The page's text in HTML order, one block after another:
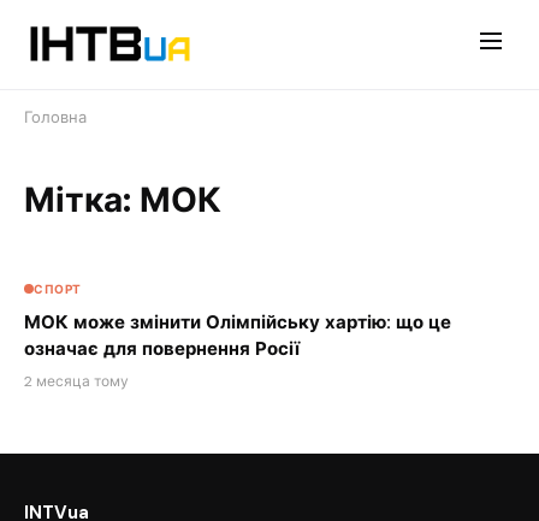
Головна
Мітка: МОК
СПОРТ
МОК може змінити Олімпійську хартію: що це
означає для повернення Росії
2 месяца тому
INTVua